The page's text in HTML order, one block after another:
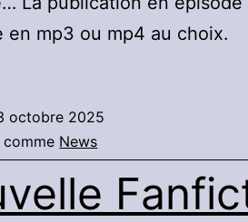
en mp3 ou mp4 au choix.
octobre 2025
News